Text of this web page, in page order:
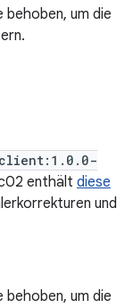
behoben, um die
enthält diese
und
behoben, um die